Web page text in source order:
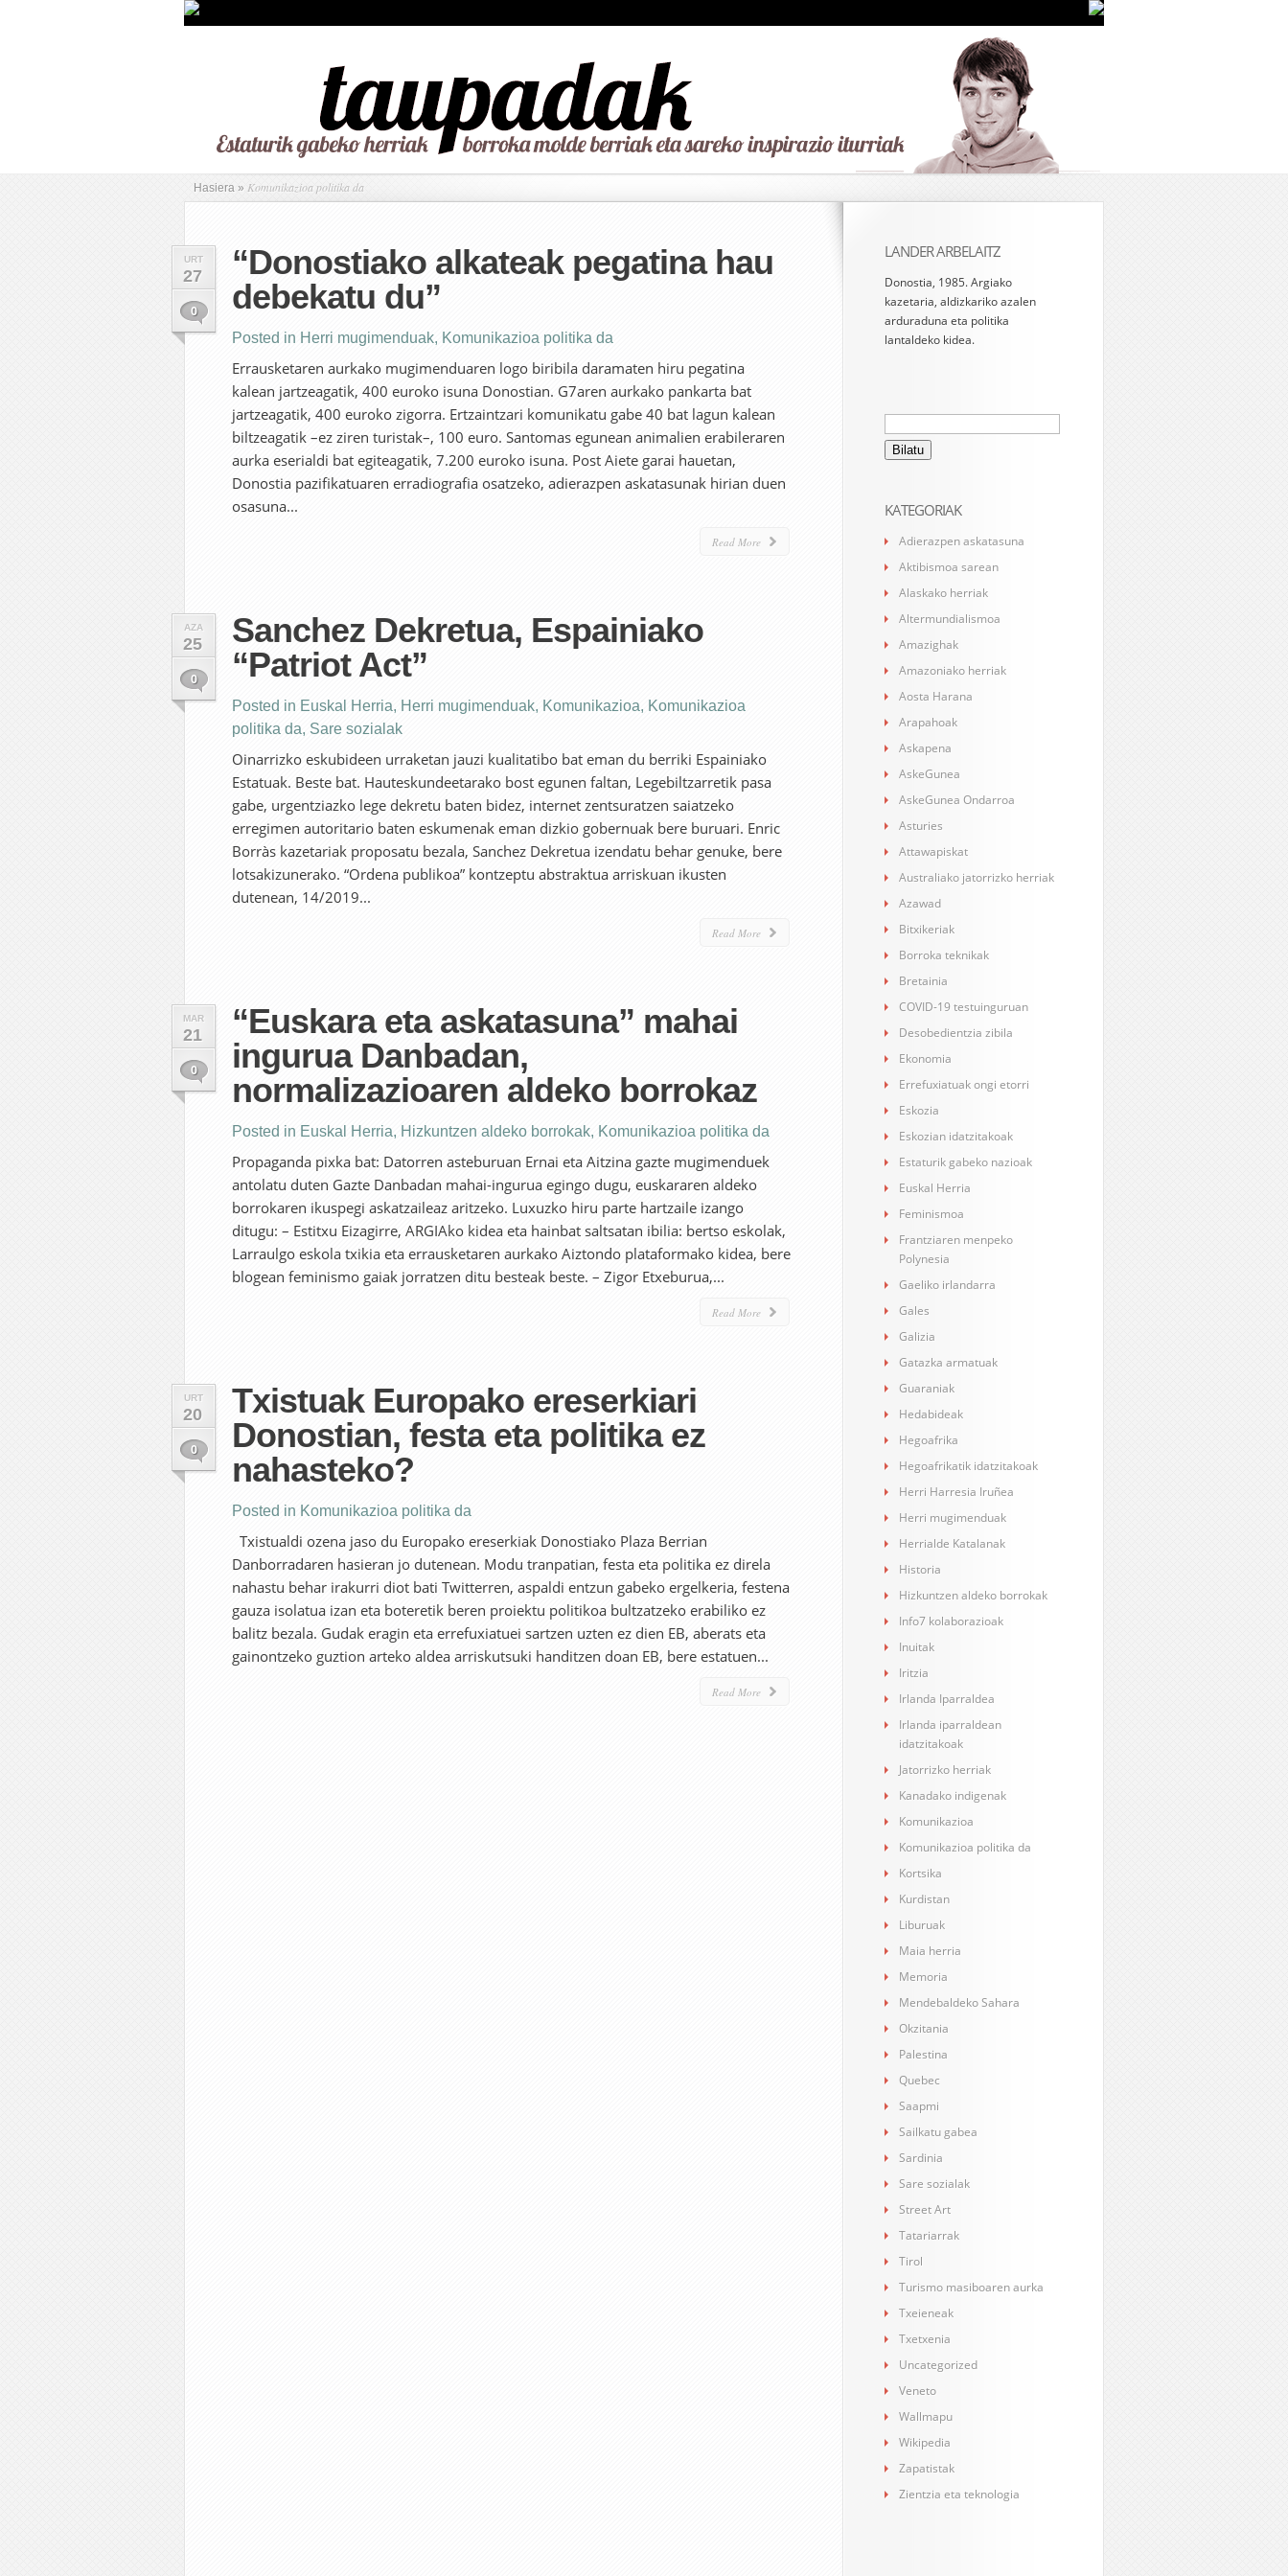
Hasiera » Komunikazioa politika da
URT
27
0
“Donostiako alkateak pegatina hau
debekatu du”
Posted in Herri mugimenduak, Komunikazioa politika da
Errausketaren aurkako mugimenduaren logo biribila daramaten hiru pegatina
kalean jartzeagatik, 400 euroko isuna Donostian. G7aren aurkako pankarta bat
jartzeagatik, 400 euroko zigorra. Ertzaintzari komunikatu gabe 40 bat lagun kalean
biltzeagatik –ez ziren turistak–, 100 euro. Santomas egunean animalien erabileraren
aurka eserialdi bat egiteagatik, 7.200 euroko isuna. Post Aiete garai hauetan,
Donostia pazifikatuaren erradiografia osatzeko, adierazpen askatasunak hirian duen
osasuna...
Read More
AZA
25
0
Sanchez Dekretua, Espainiako
“Patriot Act”
Posted in Euskal Herria, Herri mugimenduak, Komunikazioa, Komunikazioa
politika da, Sare sozialak
Oinarrizko eskubideen urraketan jauzi kualitatibo bat eman du berriki Espainiako
Estatuak. Beste bat. Hauteskundeetarako bost egunen faltan, Legebiltzarretik pasa
gabe, urgentziazko lege dekretu baten bidez, internet zentsuratzen saiatzeko
erregimen autoritario baten eskumenak eman dizkio gobernuak bere buruari. Enric
Borràs kazetariak proposatu bezala, Sanchez Dekretua izendatu behar genuke, bere
lotsakizunerako. “Ordena publikoa” kontzeptu abstraktua arriskuan ikusten
dutenean, 14/2019...
Read More
MAR
21
0
“Euskara eta askatasuna” mahai
ingurua Danbadan,
normalizazioaren aldeko borrokaz
Posted in Euskal Herria, Hizkuntzen aldeko borrokak, Komunikazioa politika da
Propaganda pixka bat: Datorren asteburuan Ernai eta Aitzina gazte mugimenduek
antolatu duten Gazte Danbadan mahai-ingurua egingo dugu, euskararen aldeko
borrokaren ikuspegi askatzaileaz aritzeko. Luxuzko hiru parte hartzaile izango
ditugu: – Estitxu Eizagirre, ARGIAko kidea eta hainbat saltsatan ibilia: bertso eskolak,
Larraulgo eskola txikia eta errausketaren aurkako Aiztondo plataformako kidea, bere
blogean feminismo gaiak jorratzen ditu besteak beste. – Zigor Etxeburua,...
Read More
URT
20
0
Txistuak Europako ereserkiari
Donostian, festa eta politika ez
nahasteko?
Posted in Komunikazioa politika da
Txistualdi ozena jaso du Europako ereserkiak Donostiako Plaza Berrian
Danborradaren hasieran jo dutenean. Modu tranpatian, festa eta politika ez direla
nahastu behar irakurri diot bati Twitterren, aspaldi entzun gabeko ergelkeria, festena
gauza isolatua izan eta boteretik beren proiektu politikoa bultzatzeko erabiliko ez
balitz bezala. Gudak eragin eta errefuxiatuei sartzen uzten ez dien EB, aberats eta
gainontzeko guztion arteko aldea arriskutsuki handitzen doan EB, bere estatuen...
Read More
LANDER ARBELAITZ
Donostia, 1985. Argiako
kazetaria, aldizkariko azalen
arduraduna eta politika
lantaldeko kidea.
Bilatu:
KATEGORIAK
Adierazpen askatasuna
Aktibismoa sarean
Alaskako herriak
Altermundialismoa
Amazighak
Amazoniako herriak
Aosta Harana
Arapahoak
Askapena
AskeGunea
AskeGunea Ondarroa
Asturies
Attawapiskat
Australiako jatorrizko herriak
Azawad
Bitxikeriak
Borroka teknikak
Bretainia
COVID-19 testuinguruan
Desobedientzia zibila
Ekonomia
Errefuxiatuak ongi etorri
Eskozia
Eskozian idatzitakoak
Estaturik gabeko nazioak
Euskal Herria
Feminismoa
Frantziaren menpeko
Polynesia
Gaeliko irlandarra
Gales
Galizia
Gatazka armatuak
Guaraniak
Hedabideak
Hegoafrika
Hegoafrikatik idatzitakoak
Herri Harresia Iruñea
Herri mugimenduak
Herrialde Katalanak
Historia
Hizkuntzen aldeko borrokak
Info7 kolaborazioak
Inuitak
Iritzia
Irlanda Iparraldea
Irlanda iparraldean
idatzitakoak
Jatorrizko herriak
Kanadako indigenak
Komunikazioa
Komunikazioa politika da
Kortsika
Kurdistan
Liburuak
Maia herria
Memoria
Mendebaldeko Sahara
Okzitania
Palestina
Quebec
Saapmi
Sailkatu gabea
Sardinia
Sare sozialak
Street Art
Tatariarrak
Tirol
Turismo masiboaren aurka
Txeieneak
Txetxenia
Uncategorized
Veneto
Wallmapu
Wikipedia
Zapatistak
Zientzia eta teknologia